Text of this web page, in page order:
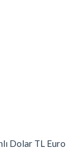
Dolar TL Euro